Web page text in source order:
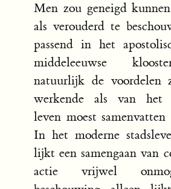
Men zou geneigd
als verouderd te
passend in het
middeleeuwse
natuurlijk de voordelen
werkende als van het
leven moest
In het moderne
lijkt een samengaan van
actie vrijwel